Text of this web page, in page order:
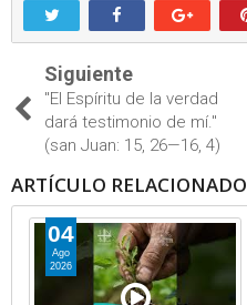
Siguiente
"El Espíritu de la verdad
dará testimonio de mí."
(san Juan: 15, 26—16, 4)
ARTÍCULO RELACIONADO
04
Ago
2026